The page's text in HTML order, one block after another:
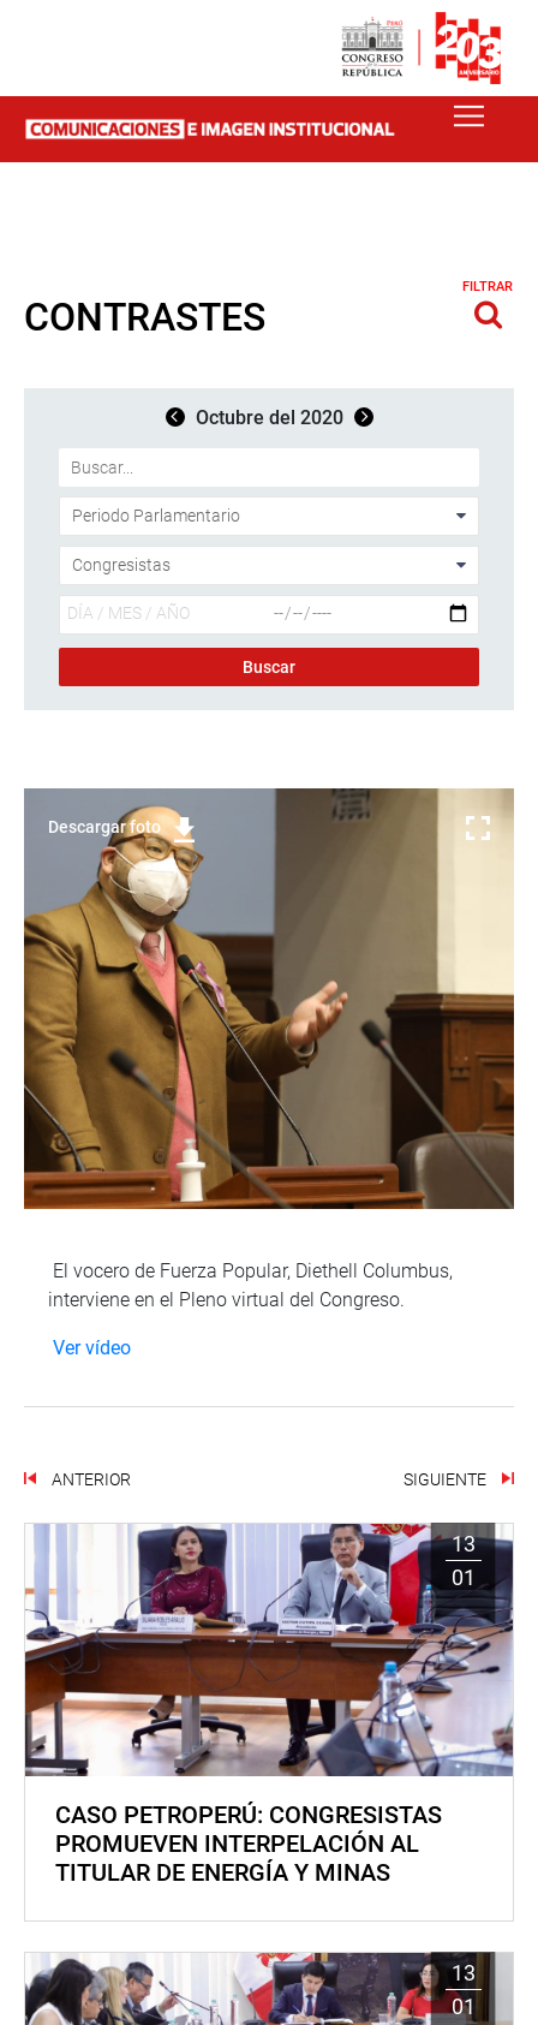
CONTRASTES
FILTRAR
Octubre del 2020
Descargar foto
El vocero de Fuerza Popular, Diethell Columbus,
interviene en el Pleno virtual del Congreso.
Ver vídeo
ANTERIOR SIGUIENTE
13
01
CASO PETROPERÚ: CONGRESISTAS
PROMUEVEN INTERPELACIÓN AL
TITULAR DE ENERGÍA Y MINAS
13
01